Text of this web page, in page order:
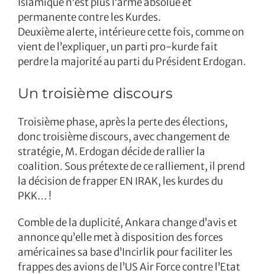
permanente contre les Kurdes.
Deuxième alerte, intérieure cette fois, comme on
vient de l’expliquer, un parti pro-kurde fait
perdre la majorité au parti du Président Erdogan.
Un troisième discours
Troisième phase, après la perte des élections,
donc troisième discours, avec changement de
stratégie, M. Erdogan décide de rallier la
coalition. Sous prétexte de ce ralliement, il prend
la décision de frapper EN IRAK, les kurdes du
PKK… !
Comble de la duplicité, Ankara change d’avis et
annonce qu’elle met à disposition des forces
américaines sa base d’Incirlik pour faciliter les
frappes des avions de l’US Air Force contre l’Etat